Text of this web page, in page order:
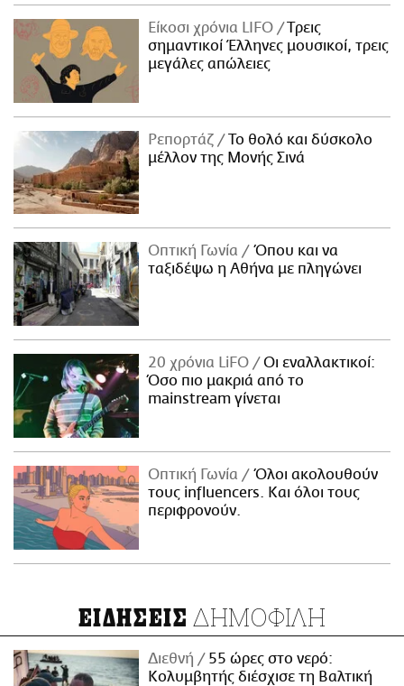
Είκοσι χρόνια LIFO
Tρεις
σημαντικοί Έλληνες μουσικοί, τρεις
μεγάλες απώλειες
Ρεπορτάζ
Το θολό και δύσκολο
μέλλον της Μονής Σινά
Οπτική Γωνία
Όπου και να
ταξιδέψω η Αθήνα με πληγώνει
20 χρόνια LiFO
Οι εναλλακτικοί:
Όσο πιο μακριά από το
mainstream γίνεται
Οπτική Γωνία
Όλοι ακολουθούν
τους influencers. Και όλοι τους
περιφρονούν.
ΕΙΔΗΣΕΙΣ ΔΗΜΟΦΙΛΗ
Διεθνή
55 ώρες στο νερό:
Κολυμβητής διέσχισε τη Βαλτική